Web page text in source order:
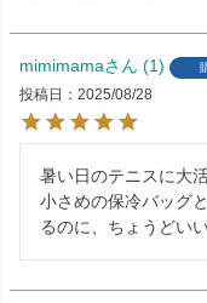
mimimama 1
投稿日
2025/08/28
暑い日のテニスに大
小さめの保冷バッグ
るのに、ちょうどい